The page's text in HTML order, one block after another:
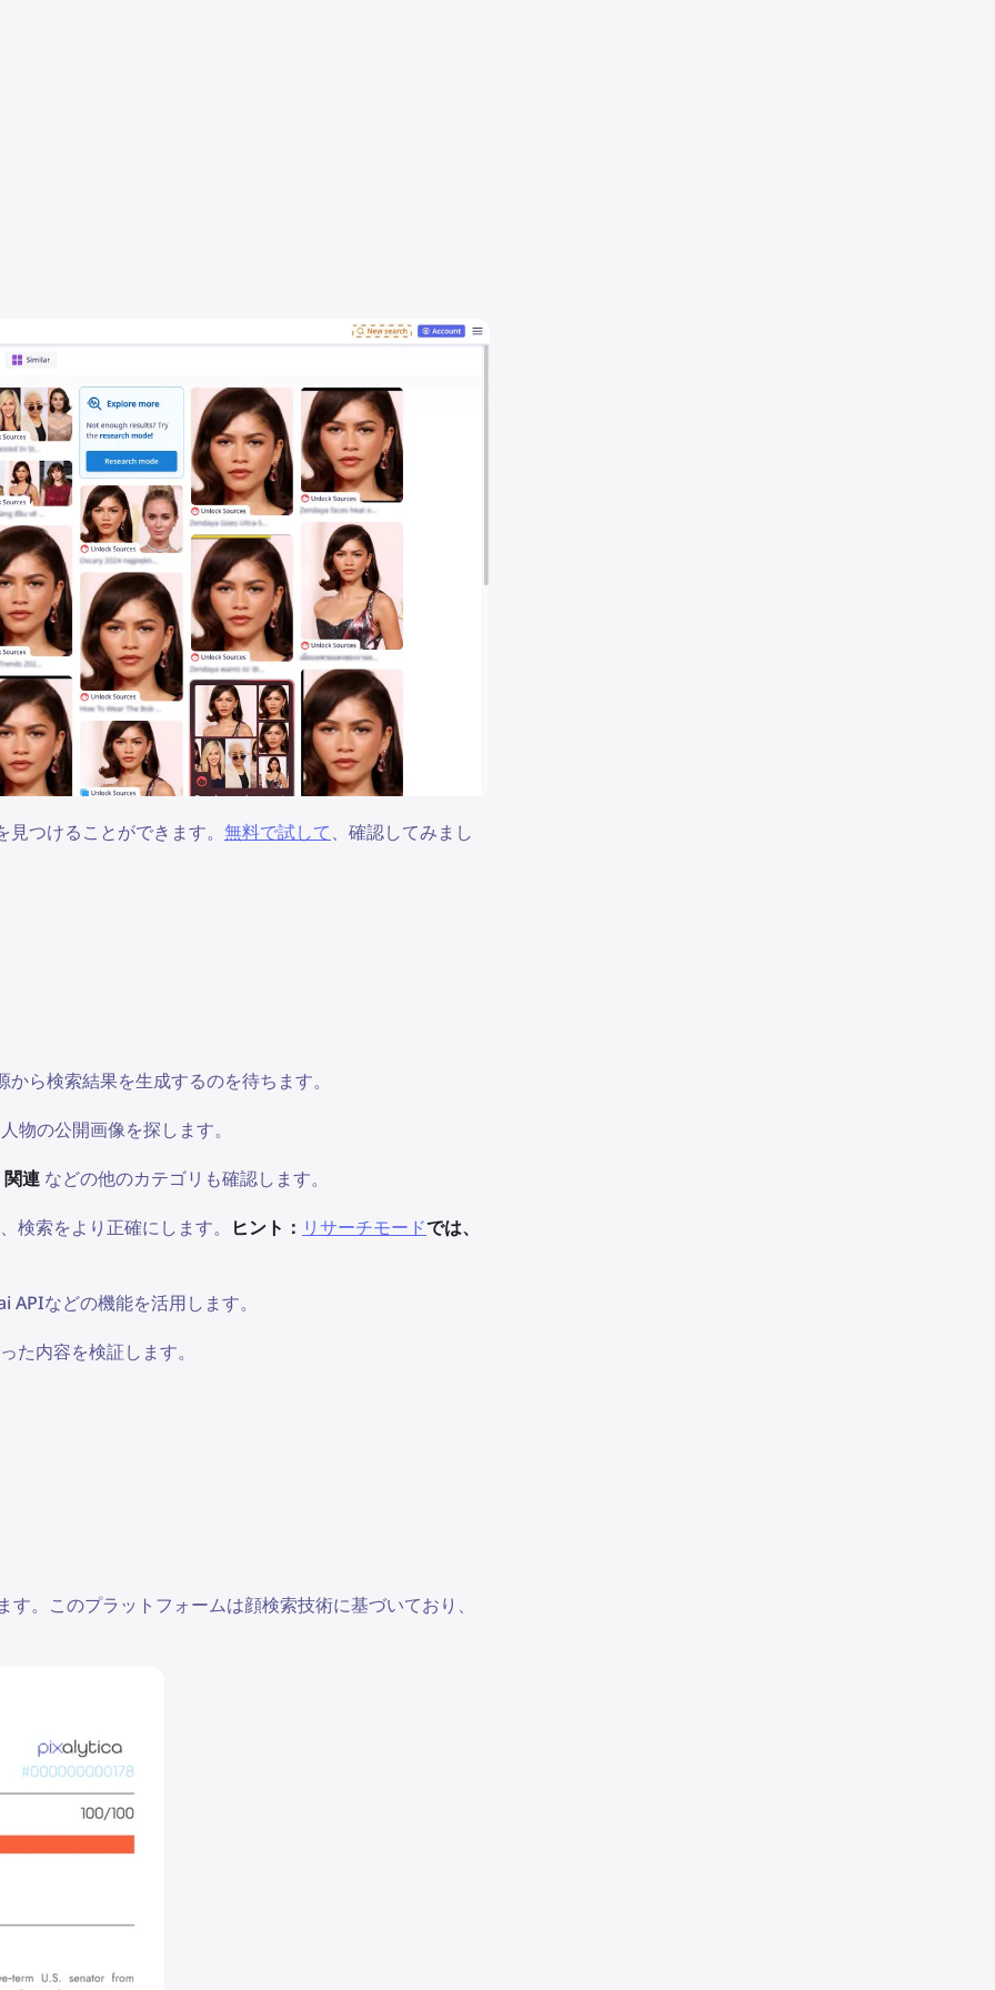
つけることができます。 無料で試して、確認してみまし
ら検索結果を生成するのを待ちます。
物の公開画像を探します。
関連 などの他のカテゴリも確認します。
検索をより正確にします。
ヒント： リサーチモードでは、
などの機能を活用します。
た内容を検証します。
。このプラットフォームは顔検索技術に基づいており、